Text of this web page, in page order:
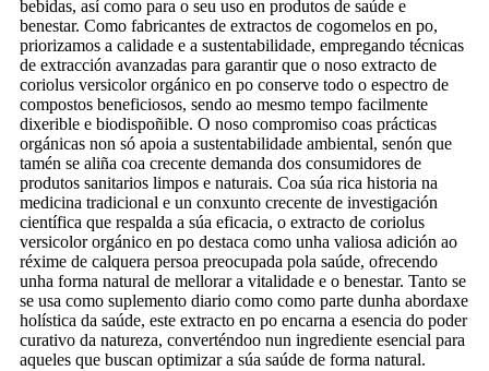
bebidas, así como para o seu uso en produtos de saúde e
benestar. Como fabricantes de extractos de cogomelos en po,
priorizamos a calidade e a sustentabilidade, empregando técnicas
de extracción avanzadas para garantir que o noso extracto de
coriolus versicolor orgánico en po conserve todo o espectro de
compostos beneficiosos, sendo ao mesmo tempo facilmente
dixerible e biodispoñible. O noso compromiso coas prácticas
orgánicas non só apoia a sustentabilidade ambiental, senón que
tamén se aliña coa crecente demanda dos consumidores de
produtos sanitarios limpos e naturais. Coa súa rica historia na
medicina tradicional e un conxunto crecente de investigación
científica que respalda a súa eficacia, o extracto de coriolus
versicolor orgánico en po destaca como unha valiosa adición ao
réxime de calquera persoa preocupada pola saúde, ofrecendo
unha forma natural de mellorar a vitalidade e o benestar. Tanto se
se usa como suplemento diario como como parte dunha abordaxe
holística da saúde, este extracto en po encarna a esencia do poder
curativo da natureza, converténdoo nun ingrediente esencial para
aqueles que buscan optimizar a súa saúde de forma natural.